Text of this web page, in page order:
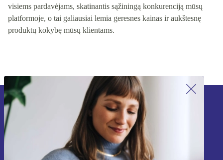
visiems pardavėjams, skatinantis sąžiningą konkurenciją mūsų
platformoje, o tai galiausiai lemia geresnes kainas ir aukštesnę
produktų kokybę mūsų klientams.
Užsiprenumeruok mūsų naujienlaiškį!
Nebepraleisk nė vieno pasiūlymo.